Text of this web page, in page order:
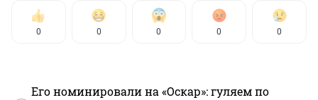
0 0 0 0 0
Его номинировали на «Оскар»: гуляем по